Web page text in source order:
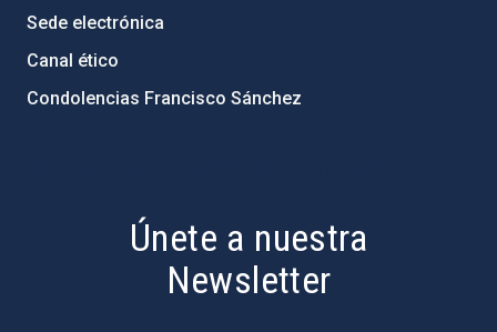
Sede electrónica
Canal ético
Condolencias Francisco Sánchez
Únete a nuestra
Newsletter